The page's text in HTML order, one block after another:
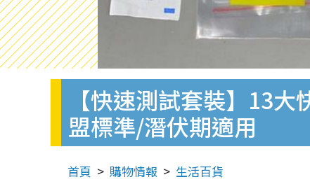
【快速測試套裝】13
盟標準/潛伏期適用
首頁 購物情報 生活百貨